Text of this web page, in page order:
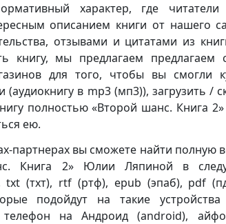
характер, где читатели
описанием книги от нашего
отзывами и цитатами из
книгу, мы предлагаем предлагаем
для того, чтобы вы смогли
(аудиокнигу в mp3 (мп3)), загрузить /
полностью «Второй шанс. Книга
ею.
партнерах вы сможете найти полную
Книга 2» Юлии Ляпиной в
txt (тхт), rtf (ртф), epub (эпаб), pdf
подойдут на такие
телефон на Андроид (android),